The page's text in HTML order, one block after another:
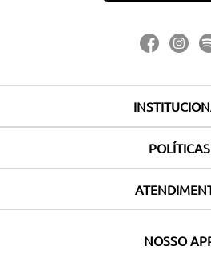
POLÍTICAS
NOSSO